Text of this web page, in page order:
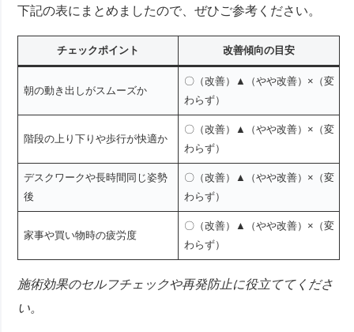
下記の表にまとめましたので、ぜひご参考ください。
チェックポイント 改善傾向の目安
朝の動き出しがスムーズか
〇（改善）▲（やや改善）×（変
わらず）
階段の上り下りや歩行が快適か
〇（改善）▲（やや改善）×（変
わらず）
デスクワークや長時間同じ姿勢
後
〇（改善）▲（やや改善）×（変
わらず）
家事や買い物時の疲労度
〇（改善）▲（やや改善）×（変
わらず）
施術効果のセルフチェックや再発防止に役立ててくださ
い。